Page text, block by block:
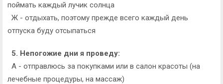
поймать каждый лучик солнца
Ж - отдыхать, поэтому прежде всего каждый день
отпуска буду отсыпаться
5. Непогожие дни я проведу:
А - отправлюсь за покупками или в салон красоты (на
лечебные процедуры, на массаж)